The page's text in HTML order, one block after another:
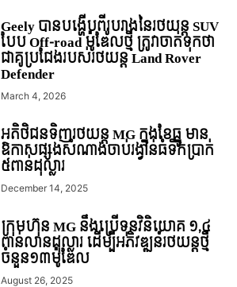
Geely បានបង្ហើបពីរូបរាងនៃរថយន្ត SUV
បែប Off-road ម៉ូឌែលថ្មី ត្រូវាចាត់ទុកថា
ជាគូប្រជែងរបស់រថយន្ដ Land Rover
Defender
March 4, 2026
អតិថិជនទិញរថយន្ត MG ក្នុងខែធ្នូ មាន
ឱកាសផ្សងសំណាងចាប់រង្វាន់ធំទឹកប្រាក់
៥ពាន់ដុល្លារ
December 14, 2025
ក្រុមហ៊ុន MG នឹងប្រើទុនវិនិយោគ ១,៤
ពាន់លានដុល្លារ ដើម្បីអភិវឌ្ឍន៍រថយន្ដថ្មី
ចំនួន១៣ម៉ូឌែល
August 26, 2025